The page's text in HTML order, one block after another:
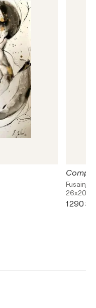
Fusain,
26x20in
1 290